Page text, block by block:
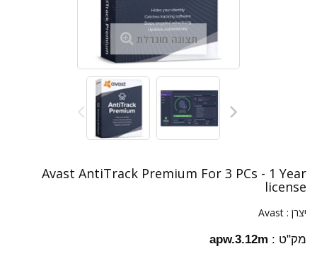
תצוגה מוגדלת
Avast AntiTrack Premium For 3 PCs - 1 Year
license
יצרן : Avast
מק"ט : apw.3.12m